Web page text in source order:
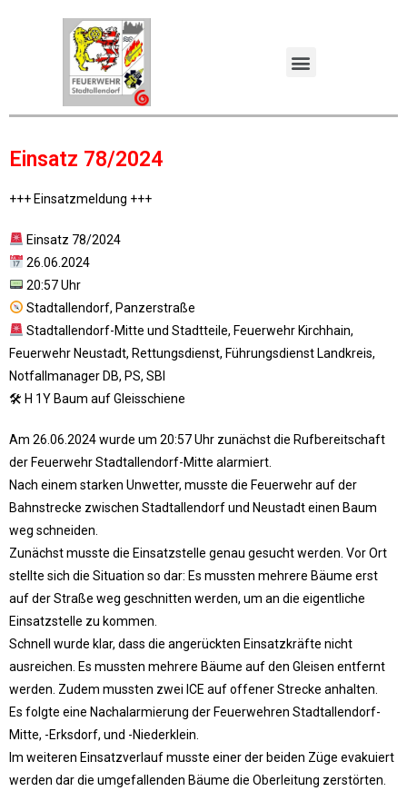
Einsatz 78/2024
+++ Einsatzmeldung +++
Einsatz 78/2024
26.06.2024
20:57 Uhr
Stadtallendorf, Panzerstraße
Stadtallendorf-Mitte und Stadtteile, Feuerwehr Kirchhain,
Feuerwehr Neustadt, Rettungsdienst, Führungsdienst Landkreis,
Notfallmanager DB, PS, SBI
🛠 H 1Y Baum auf Gleisschiene
Am 26.06.2024 wurde um 20:57 Uhr zunächst die Rufbereitschaft
der Feuerwehr Stadtallendorf-Mitte alarmiert.
Nach einem starken Unwetter, musste die Feuerwehr auf der
Bahnstrecke zwischen Stadtallendorf und Neustadt einen Baum
weg schneiden.
Zunächst musste die Einsatzstelle genau gesucht werden. Vor Ort
stellte sich die Situation so dar: Es mussten mehrere Bäume erst
auf der Straße weg geschnitten werden, um an die eigentliche
Einsatzstelle zu kommen.
Schnell wurde klar, dass die angerückten Einsatzkräfte nicht
ausreichen. Es mussten mehrere Bäume auf den Gleisen entfernt
werden. Zudem mussten zwei ICE auf offener Strecke anhalten.
Es folgte eine Nachalarmierung der Feuerwehren Stadtallendorf-
Mitte, -Erksdorf, und -Niederklein.
Im weiteren Einsatzverlauf musste einer der beiden Züge evakuiert
werden dar die umgefallenden Bäume die Oberleitung zerstörten.